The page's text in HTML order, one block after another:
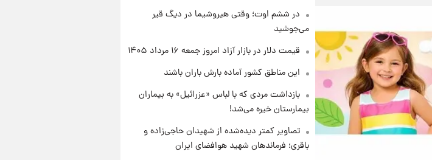
در ششم اوت؛ وقتی هیروشیما در دیگ قیر
می‌جوشید
قیمت دلار در بازار آزاد امروز جمعه ۱۶ مرداد ۱۴۰۵
این مناطق کشور آماده بارش باران باشند
بازداشت مردی که با لباس «عزرائیل» به بیماران
بیمارستان خیره می‌شد!
تصاویر کمتر دیده‌شده از شهیدان حاجی‌زاده و
باقری؛ فرماندهان شهید هوافضای ایران